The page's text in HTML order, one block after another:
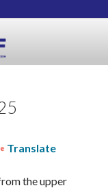
Translate
the upper